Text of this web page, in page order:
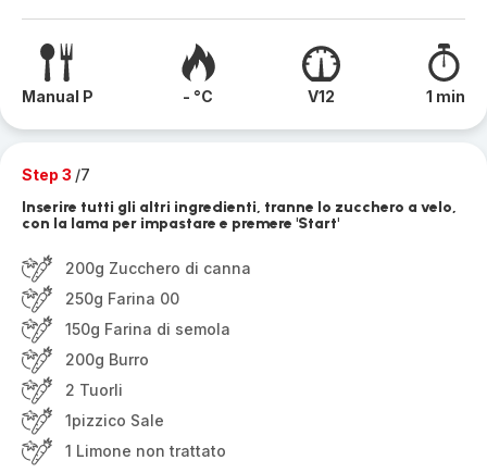
Manual P - °C V12 1 min
Step 3 /7
Inserire tutti gli altri ingredienti, tranne lo zucchero a velo,
con la lama per impastare e premere 'Start'
200g Zucchero di canna
250g Farina 00
150g Farina di semola
200g Burro
2 Tuorli
1pizzico Sale
1 Limone non trattato